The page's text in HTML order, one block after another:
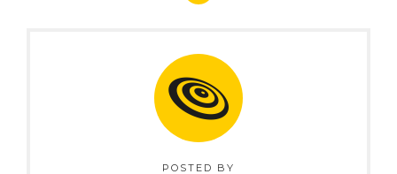
POSTED BY